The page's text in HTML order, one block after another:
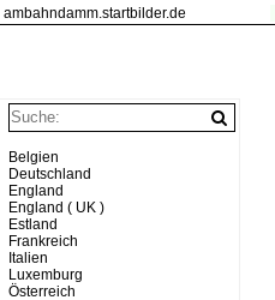
ambahndamm.startbilder.de
Belgien
Deutschland
England
England ( UK )
Estland
Frankreich
Italien
Luxemburg
Österreich